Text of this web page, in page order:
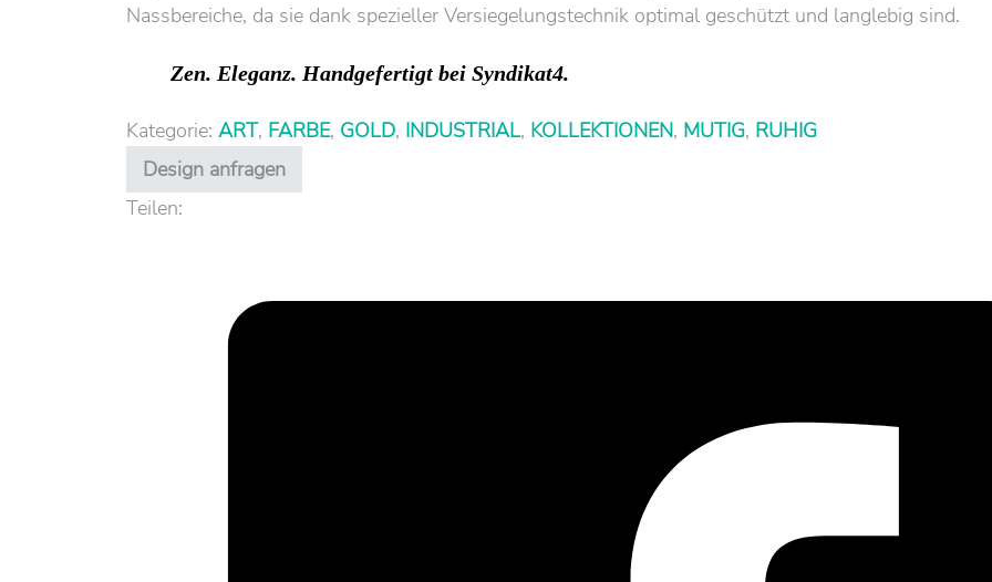
Nassbereiche, da sie dank spezieller Versiegelungstechnik optimal geschützt und langlebig sind.
Zen. Eleganz. Handgefertigt bei Syndikat4.
Kategorie:ART, FARBE, GOLD, INDUSTRIAL, KOLLEKTIONEN, MUTIG, RUHIG
Design anfragen
Teilen: